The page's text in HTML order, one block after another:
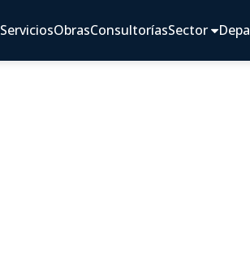
ServiciosObrasConsultoríasSector